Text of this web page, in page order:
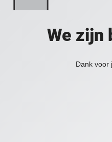
We zijn
Dank voor